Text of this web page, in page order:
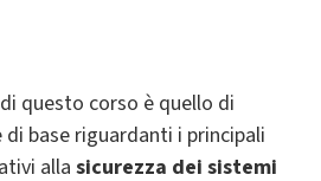
questo corso è quello di
base riguardanti i principali
alla sicurezza dei sistemi